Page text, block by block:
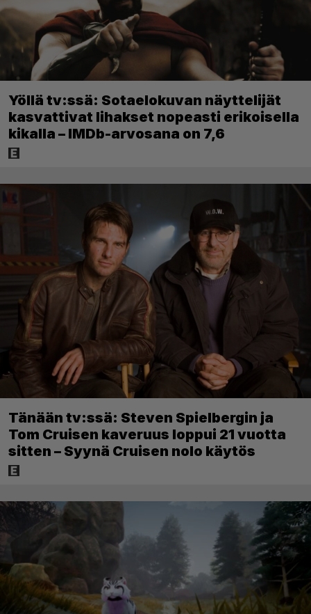
Yöllä tv:ssä: Sotaelokuvan näyttelijät
kasvattivat lihakset nopeasti erikoisella
kikalla – IMDb-arvosana on 7,6
Tänään tv:ssä: Steven Spielbergin ja
Tom Cruisen kaveruus loppui 21 vuotta
sitten – Syynä Cruisen nolo käytös